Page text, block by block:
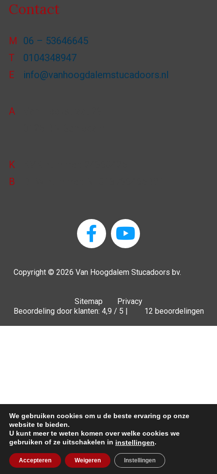
Offerte
Contact
M
06 – 53646645
T
0104348947
E
info@vanhoogdalemstucadoors.nl
A
K
B
Copyright © 2026 Van Hoogdalem Stucadoors bv.
Sitemap
Privacy
Beoordeling door klanten: 4,9 / 5 |
12 beoordelingen
We gebruiken cookies om u de beste ervaring op onze
website te bieden.
U kunt meer te weten komen over welke cookies we
gebruiken of ze uitschakelen in instellingen.
Accepteren Weigeren Instellingen